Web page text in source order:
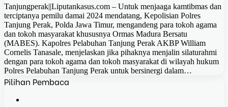
Tanjungperak||Liputankasus.com – Untuk menjaaga kamtibmas dan
terciptanya pemilu damai 2024 mendatang, Kepolisian Polres
Tanjung Perak, Polda Jawa Timur, mengandeng para tokoh agama
dan tokoh masyarakat khususnya Ormas Madura Bersatu
(MABES). Kapolres Pelabuhan Tanjung Perak AKBP William
Cornelis Tanasale, menjelaskan jika pihaknya menjalin silaturahmi
dengan para tokoh agama dan tokoh masyarakat di wilayah hukum
Polres Pelabuhan Tanjung Perak untuk bersinergi dalam…
Pilihan Pembaca